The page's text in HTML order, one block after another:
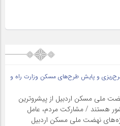
و پایش طرح‌های مسکن وزارت راه و
ملی مسکن اردبیل از پیشروترین
هستند / مشارکت مردم، عامل
نهضت ملی مسکن اردبیل